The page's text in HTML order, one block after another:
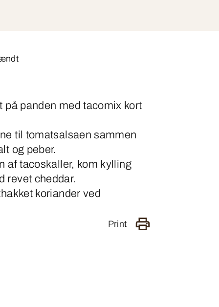
på panden med tacomix kort
til tomatsalsaen sammen
og peber.
af tacoskaller, kom kylling
revet cheddar.
koriander ved
Print